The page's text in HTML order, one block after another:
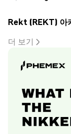
Rekt (REKT) 아
더 보기